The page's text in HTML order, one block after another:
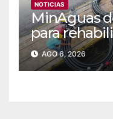
NOTICIAS
MinAguas
para
el municipio
AGO 6, 2026